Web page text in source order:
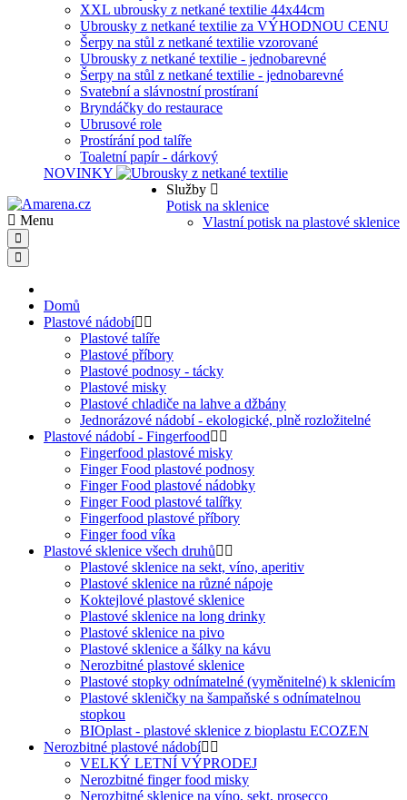
XXL ubrousky z netkané textilie 44x44cm
Ubrousky z netkané textilie za VÝHODNOU CENU
Šerpy na stůl z netkané textilie vzorované
Ubrousky z netkané textilie - jednobarevné
Šerpy na stůl z netkané textilie - jednobarevné
Svatební a slávnostní prostíraní
Bryndáčky do restaurace
Ubrusové role
Prostírání pod talíře
Toaletní papír - dárkový
NOVINKY
Služby
Potisk na sklenice
Vlastní potisk na plastové sklenice
Menu
Domů
Plastové nádobí
Plastové talíře
Plastové příbory
Plastové podnosy - tácky
Plastové misky
Plastové chladiče na lahve a džbány
Jednorázové nádobí - ekologické, plně rozložitelné
Plastové nádobí - Fingerfood
Fingerfood plastové misky
Finger Food plastové podnosy
Finger Food plastové nádobky
Finger Food plastové talířky
Fingerfood plastové příbory
Finger food víka
Plastové sklenice všech druhů
Plastové sklenice na sekt, víno, aperitiv
Plastové sklenice na různé nápoje
Koktejlové plastové sklenice
Plastové sklenice na long drinky
Plastové sklenice na pivo
Plastové sklenice a šálky na kávu
Nerozbitné plastové sklenice
Plastové stopky odnímatelné (vyměnitelné) k sklenicím
Plastové skleničky na šampaňské s odnímatelnou
stopkou
BIOplast - plastové sklenice z bioplastu ECOZEN
Nerozbitné plastové nádobí
VELKÝ LETNÍ VÝPRODEJ
Nerozbitné finger food misky
Nerozbitné sklenice na víno, sekt, prosecco